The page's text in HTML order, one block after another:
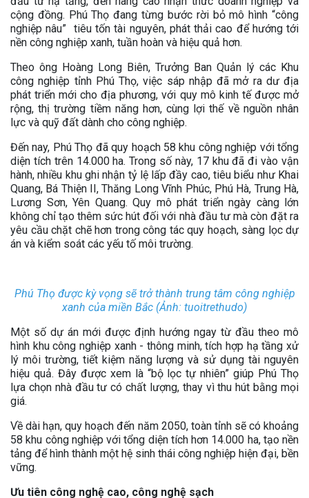
cộng đồng. Phú Thọ đang từng bước rời bỏ mô hình “công
nghiệp nâu” tiêu tốn tài nguyên, phát thải cao để hướng tới
nền công nghiệp xanh, tuần hoàn và hiệu quả hơn.
Theo ông Hoàng Long Biên, Trưởng Ban Quản lý các Khu
công nghiệp tỉnh Phú Thọ, việc sáp nhập đã mở ra dư địa
phát triển mới cho địa phương, với quy mô kinh tế được mở
rộng, thị trường tiềm năng hơn, cùng lợi thế về nguồn nhân
lực và quỹ đất dành cho công nghiệp.
Đến nay, Phú Thọ đã quy hoạch 58 khu công nghiệp với tổng
diện tích trên 14.000 ha. Trong số này, 17 khu đã đi vào vận
hành, nhiều khu ghi nhận tỷ lệ lấp đầy cao, tiêu biểu như Khai
Quang, Bá Thiện II, Thăng Long Vĩnh Phúc, Phú Hà, Trung Hà,
Lương Sơn, Yên Quang. Quy mô phát triển ngày càng lớn
không chỉ tạo thêm sức hút đối với nhà đầu tư mà còn đặt ra
yêu cầu chặt chẽ hơn trong công tác quy hoạch, sàng lọc dự
án và kiểm soát các yếu tố môi trường.
Phú Thọ được kỳ vọng sẽ trở thành trung tâm công nghiệp
xanh của miền Bắc (Ảnh: tuoitrethudo)
Một số dự án mới được định hướng ngay từ đầu theo mô
hình khu công nghiệp xanh - thông minh, tích hợp hạ tầng xử
lý môi trường, tiết kiệm năng lượng và sử dụng tài nguyên
hiệu quả. Đây được xem là “bộ lọc tự nhiên” giúp Phú Thọ
lựa chọn nhà đầu tư có chất lượng, thay vì thu hút bằng mọi
giá.
Về dài hạn, quy hoạch đến năm 2050, toàn tỉnh sẽ có khoảng
58 khu công nghiệp với tổng diện tích hơn 14.000 ha, tạo nền
tảng để hình thành một hệ sinh thái công nghiệp hiện đại, bền
vững.
Ưu tiên công nghệ cao, công nghệ sạch